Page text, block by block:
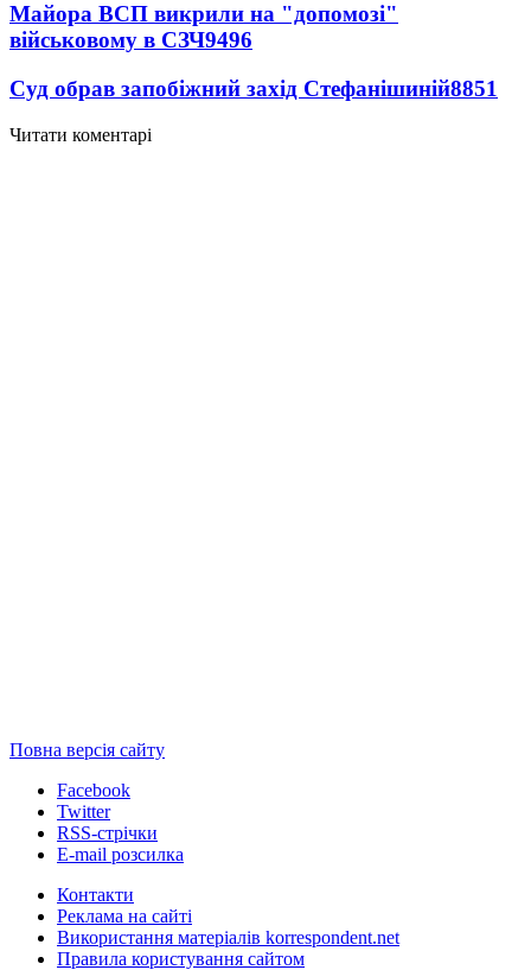
Майора ВСП викрили на "допомозі"
військовому в СЗЧ9496
Суд обрав запобіжний захід Стефанішиній8851
Читати коментарі
Повна версія сайту
Facebook
Twitter
RSS-стрічки
E-mail розсилка
Контакти
Реклама на сайті
Використання матеріалів korrespondent.net
Правила користування сайтом